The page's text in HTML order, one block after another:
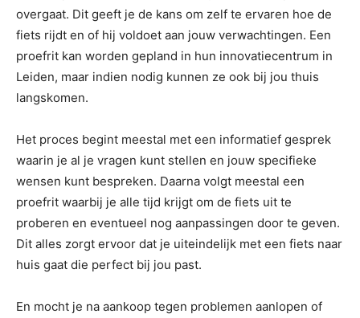
overgaat. Dit geeft je de kans om zelf te ervaren hoe de
fiets rijdt en of hij voldoet aan jouw verwachtingen. Een
proefrit kan worden gepland in hun innovatiecentrum in
Leiden, maar indien nodig kunnen ze ook bij jou thuis
langskomen.
Het proces begint meestal met een informatief gesprek
waarin je al je vragen kunt stellen en jouw specifieke
wensen kunt bespreken. Daarna volgt meestal een
proefrit waarbij je alle tijd krijgt om de fiets uit te
proberen en eventueel nog aanpassingen door te geven.
Dit alles zorgt ervoor dat je uiteindelijk met een fiets naar
huis gaat die perfect bij jou past.
En mocht je na aankoop tegen problemen aanlopen of